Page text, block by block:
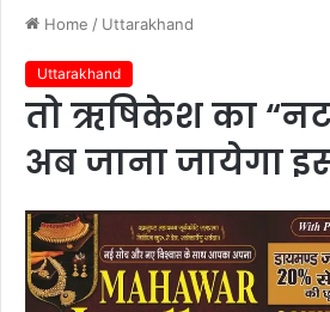
Home / Uttarakhand
Uttarakhand
तो ऋषिकेश का
अब जाना जायेगा